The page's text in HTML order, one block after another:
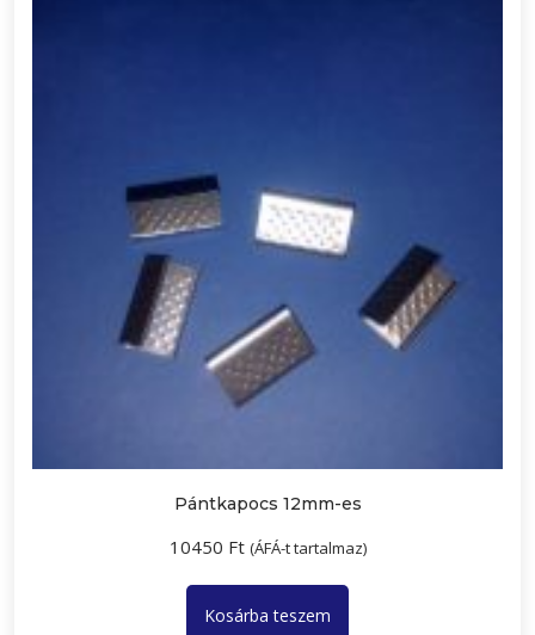
Pántkapocs 12mm-es
10450 Ft (ÁFÁ-t tartalmaz)
Kosárba teszem